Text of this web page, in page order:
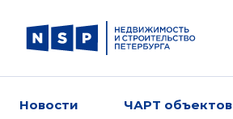
Новости ЧАРТ объектов